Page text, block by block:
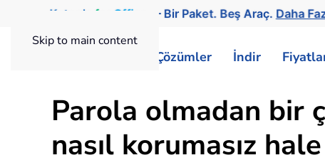
Skip to main content
Kutools for Office — Bir Paket. Beş Araç.Daha
Çözümler İndir
Parola olmadan bir
nasıl korumasız